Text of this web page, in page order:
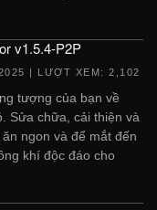
v1.5.4-P2P
| LƯỢT XEM: 2,102
tượng của bạn về
Sửa chữa, cải thiện và
ngon và để mắt đến
khí độc đáo cho